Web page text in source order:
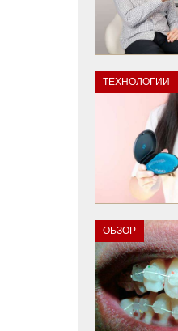
ТЕХНОЛОГИИ
ОБЗОР